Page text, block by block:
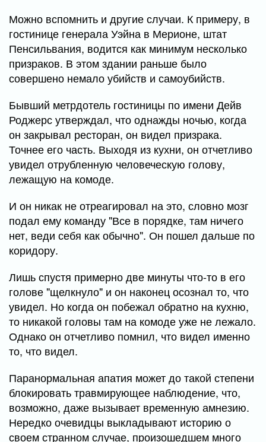
Можно вспомнить и другие случаи. К примеру, в
гостинице генерала Уэйна в Мерионе, штат
Пенсильвания, водится как минимум несколько
призраков. В этом здании раньше было
совершено немало убийств и самоубийств.
Бывший метрдотель гостиницы по имени Дейв
Роджерс утверждал, что однажды ночью, когда
он закрывал ресторан, он видел призрака.
Точнее его часть. Выходя из кухни, он отчетливо
увидел отрубленную человеческую голову,
лежащую на комоде.
И он никак не отреагировал на это, словно мозг
подал ему команду "Все в порядке, там ничего
нет, веди себя как обычно". Он пошел дальше по
коридору.
Лишь спустя примерно две минуты что-то в его
голове "щелкнуло" и он наконец осознал то, что
увидел. Но когда он побежал обратно на кухню,
то никакой головы там на комоде уже не лежало.
Однако он отчетливо помнил, что видел именно
то, что видел.
Паранормальная апатия может до такой степени
блокировать травмирующее наблюдение, что,
возможно, даже вызывает временную амнезию.
Нередко очевидцы выкладывают историю о
своем странном случае, произошедшем много